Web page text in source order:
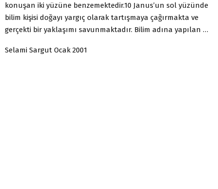
konuşan iki yüzüne benzemektedir.10 Janus’un sol yüzünde
bilim kişisi doğayı yargıç olarak tartışmaya çağırmakta ve
gerçekti bir yaklaşımı savunmaktadır. Bilim adına yapılan …
Selami Sargut Ocak 2001